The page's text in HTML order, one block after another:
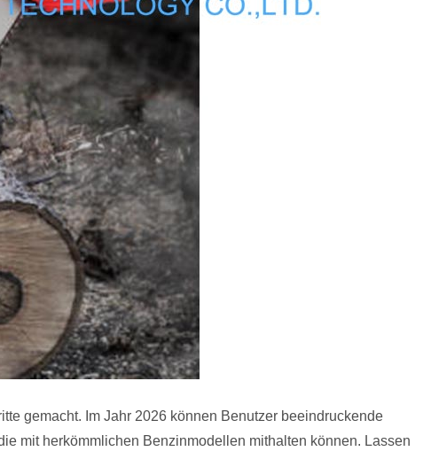
gemacht. Im Jahr 2026 können Benutzer beeindruckende
mit herkömmlichen Benzinmodellen mithalten können. Lassen